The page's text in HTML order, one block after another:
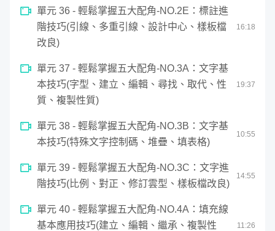
單元 36 - 輕鬆掌握五大配角-NO.2E：標註進
階技巧(引線、多重引線、設計中心、樣板檔
改良)
16:18
單元 37 - 輕鬆掌握五大配角-NO.3A：文字基
本技巧(字型、建立、編輯、尋找、取代、性
質、複製性質)
19:37
單元 38 - 輕鬆掌握五大配角-NO.3B：文字基
本技巧(特殊文字控制碼、堆疊、填表格)
10:55
單元 39 - 輕鬆掌握五大配角-NO.3C：文字進
階技巧(比例、對正、修訂雲型、樣板檔改良)
14:55
單元 40 - 輕鬆掌握五大配角-NO.4A：填充線
基本應用技巧(建立、編輯、繼承、複製性
11:26